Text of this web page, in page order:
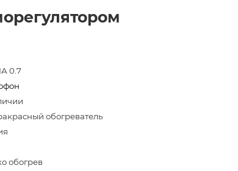
0.7
обогреватель
обогрев